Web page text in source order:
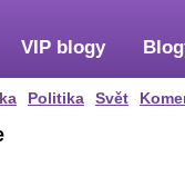
Politika Svět
VIP blogy